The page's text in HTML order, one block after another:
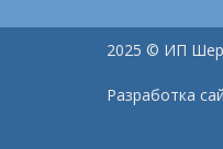
2025 © ИП
Разработка